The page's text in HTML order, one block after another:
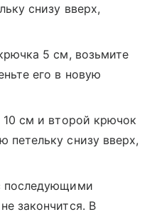
снизу вверх,
5 см, возьмите
его в новую
10 см и второй крючок
петельку снизу вверх,
последующими
закончится. В